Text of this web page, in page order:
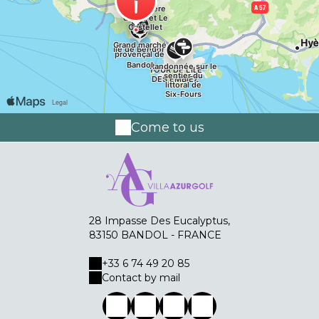
Come to us
28 Impasse Des Eucalyptus,
83150 BANDOL - FRANCE
+33 6 74 49 20 85
Contact by mail